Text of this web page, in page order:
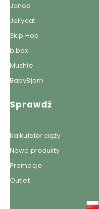
Janod
Jellycat
Skip Hop
b.box
Mushie
BabyBjorn
Sprawdź
Kalkulator ciąży
Nowe produkty
Promocje
Outlet